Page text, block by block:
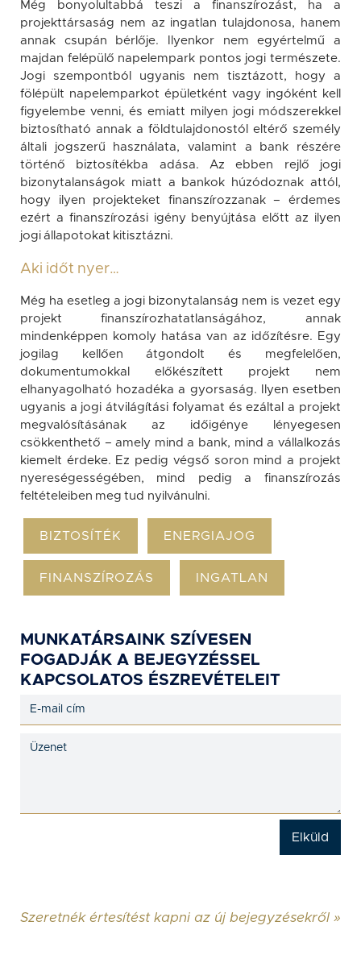
Még bonyolultabbá teszi a finanszírozást, ha a
projekttársaság nem az ingatlan tulajdonosa, hanem
annak csupán bérlője. Ilyenkor nem egyértelmű a
majdan felépülő napelempark pontos jogi természete.
Jogi szempontból ugyanis nem tisztázott, hogy a
fölépült napelemparkot épületként vagy ingóként kell
figyelembe venni, és emiatt milyen jogi módszerekkel
biztosítható annak a földtulajdonostól eltérő személy
általi jogszerű használata, valamint a bank részére
történő biztosítékba adása. Az ebben rejlő jogi
bizonytalanságok miatt a bankok húzódoznak attól,
hogy ilyen projekteket finanszírozzanak – érdemes
ezért a finanszírozási igény benyújtása előtt az ilyen
jogi állapotokat kitisztázni.
Aki időt nyer…
Még ha esetleg a jogi bizonytalanság nem is vezet egy
projekt finanszírozhatatlanságához, annak
mindenképpen komoly hatása van az időzítésre. Egy
jogilag kellően átgondolt és megfelelően,
dokumentumokkal előkészített projekt nem
elhanyagolható hozadéka a gyorsaság. Ilyen esetben
ugyanis a jogi átvilágítási folyamat és ezáltal a projekt
megvalósításának az időigénye lényegesen
csökkenthető – amely mind a bank, mind a vállalkozás
kiemelt érdeke. Ez pedig végső soron mind a projekt
nyereségességében, mind pedig a finanszírozás
feltételeiben meg tud nyilvánulni.
BIZTOSÍTÉK ENERGIAJOG
FINANSZÍROZÁS INGATLAN
MUNKATÁRSAINK SZÍVESEN
FOGADJÁK A BEJEGYZÉSSEL
KAPCSOLATOS ÉSZREVÉTELEIT
Szeretnék értesítést kapni az új bejegyzésekről »